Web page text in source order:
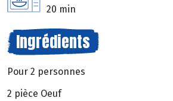
20 min
Ingrédients
Pour 2 personnes
2 pièce Oeuf